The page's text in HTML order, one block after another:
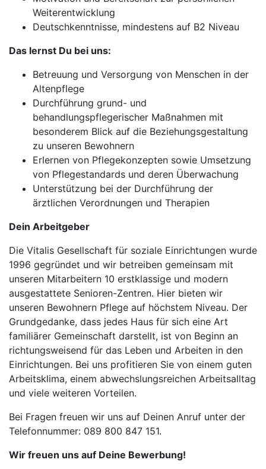
Weiterentwicklung
Deutschkenntnisse, mindestens auf B2 Niveau
Das lernst Du bei uns:
Betreuung und Versorgung von Menschen in der
Altenpflege
Durchführung grund- und
behandlungspflegerischer Maßnahmen mit
besonderem Blick auf die Beziehungsgestaltung
zu unseren Bewohnern
Erlernen von Pflegekonzepten sowie Umsetzung
von Pflegestandards und deren Überwachung
Unterstützung bei der Durchführung der
ärztlichen Verordnungen und Therapien
Dein Arbeitgeber
Die Vitalis Gesellschaft für soziale Einrichtungen wurde
1996 gegründet und wir betreiben gemeinsam mit
unseren Mitarbeitern 10 erstklassige und modern
ausgestattete Senioren-Zentren. Hier bieten wir
unseren Bewohnern Pflege auf höchstem Niveau. Der
Grundgedanke, dass jedes Haus für sich eine Art
familiärer Gemeinschaft darstellt, ist von Beginn an
richtungsweisend für das Leben und Arbeiten in den
Einrichtungen. Bei uns profitieren Sie von einem guten
Arbeitsklima, einem abwechslungsreichen Arbeitsalltag
und viele weiteren Vorteilen.
Bei Fragen freuen wir uns auf Deinen Anruf unter der
Telefonnummer: 089 800 847 151.
Wir freuen uns auf Deine Bewerbung!